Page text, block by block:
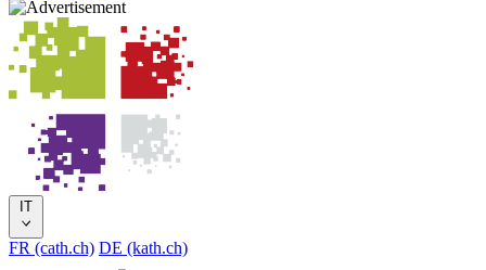
IT
FR (cath.ch) DE (kath.ch)